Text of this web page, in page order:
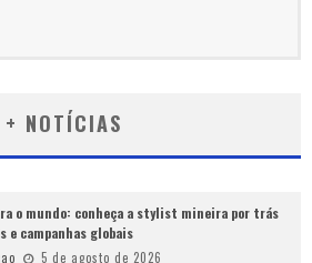
+ NOTÍCIAS
o mundo: conheça a stylist mineira por trás
e campanhas globais
5 de agosto de 2026